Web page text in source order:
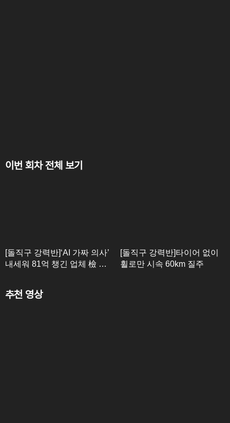
이번 회차 전체 보기
[돌직구 강력반]‘AI 가짜 의사’
내세워 81억 챙긴 업체 檢 송
[돌직구 강력반]타이어 없이
휠로만 시속 60km 질주
추천 영상